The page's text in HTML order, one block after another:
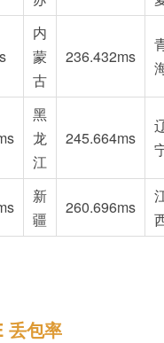
内
蒙
古
236.432ms
黑
龙
江
245.664ms
新
疆
260.696ms
丢包率